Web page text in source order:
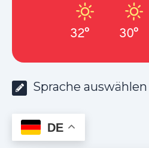
32° 30°
Sprache auswählen
DE